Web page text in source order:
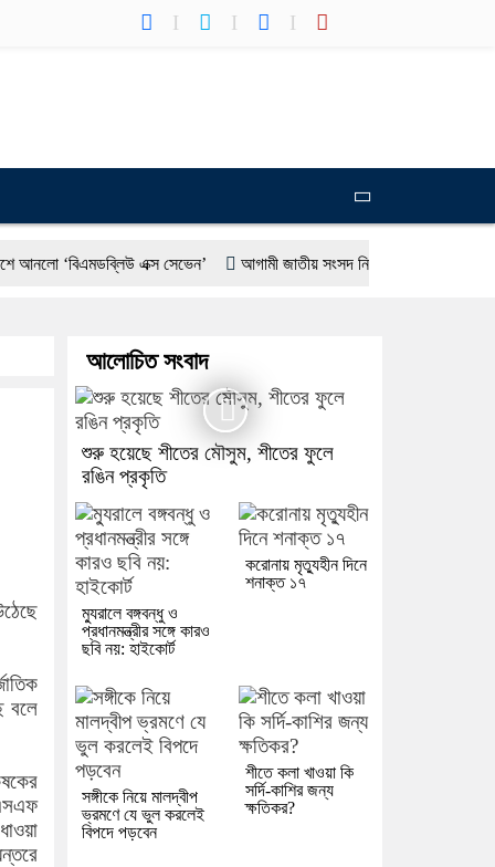
এক্স সেভেন’ আগামী জাতীয় সংসদ নির্বাচন ইভিএম না ব্যালট, জানালো
বলে
আলোচিত সংবাদ
শুরু হয়েছে শীতের মৌসুম, শীতের ফুলে
রঙিন প্রকৃতি
ম্যুরালে বঙ্গবন্ধু ও
প্রধানমন্ত্রীর সঙ্গে কারও
ছবি নয়: হাইকোর্ট
করোনায় মৃত্যুহীন দিনে
শনাক্ত ১৭
সঙ্গীকে নিয়ে মালদ্বীপ
ভ্রমণে যে ভুল করলেই
বিপদে পড়বেন
শীতে কলা খাওয়া কি
সর্দি-কাশির জন্য
ক্ষতিকর?